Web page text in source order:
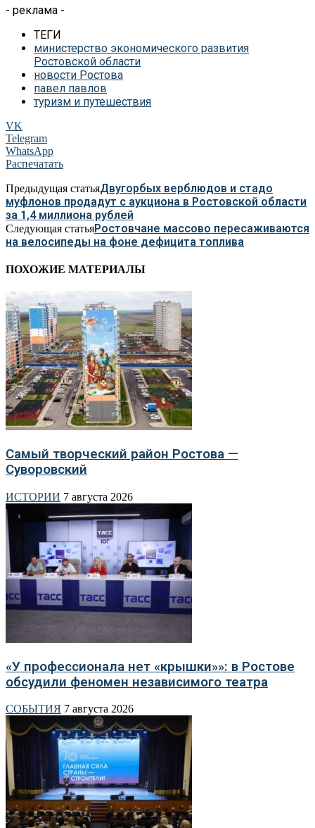
- реклама -
ТЕГИ
министерство экономического развития
Ростовской области
новости Ростова
павел павлов
туризм и путешествия
VK
Telegram
WhatsApp
Распечатать
Предыдущая статьяДвугорбых верблюдов и стадо
муфлонов продадут с аукциона в Ростовской области
за 1,4 миллиона рублей
Следующая статьяРостовчане массово пересаживаются
на велосипеды на фоне дефицита топлива
ПОХОЖИЕ МАТЕРИАЛЫ
Самый творческий район Ростова —
Суворовский
ИСТОРИИ 7 августа 2026
«У профессионала нет «крышки»»: в Ростове
обсудили феномен независимого театра
СОБЫТИЯ 7 августа 2026